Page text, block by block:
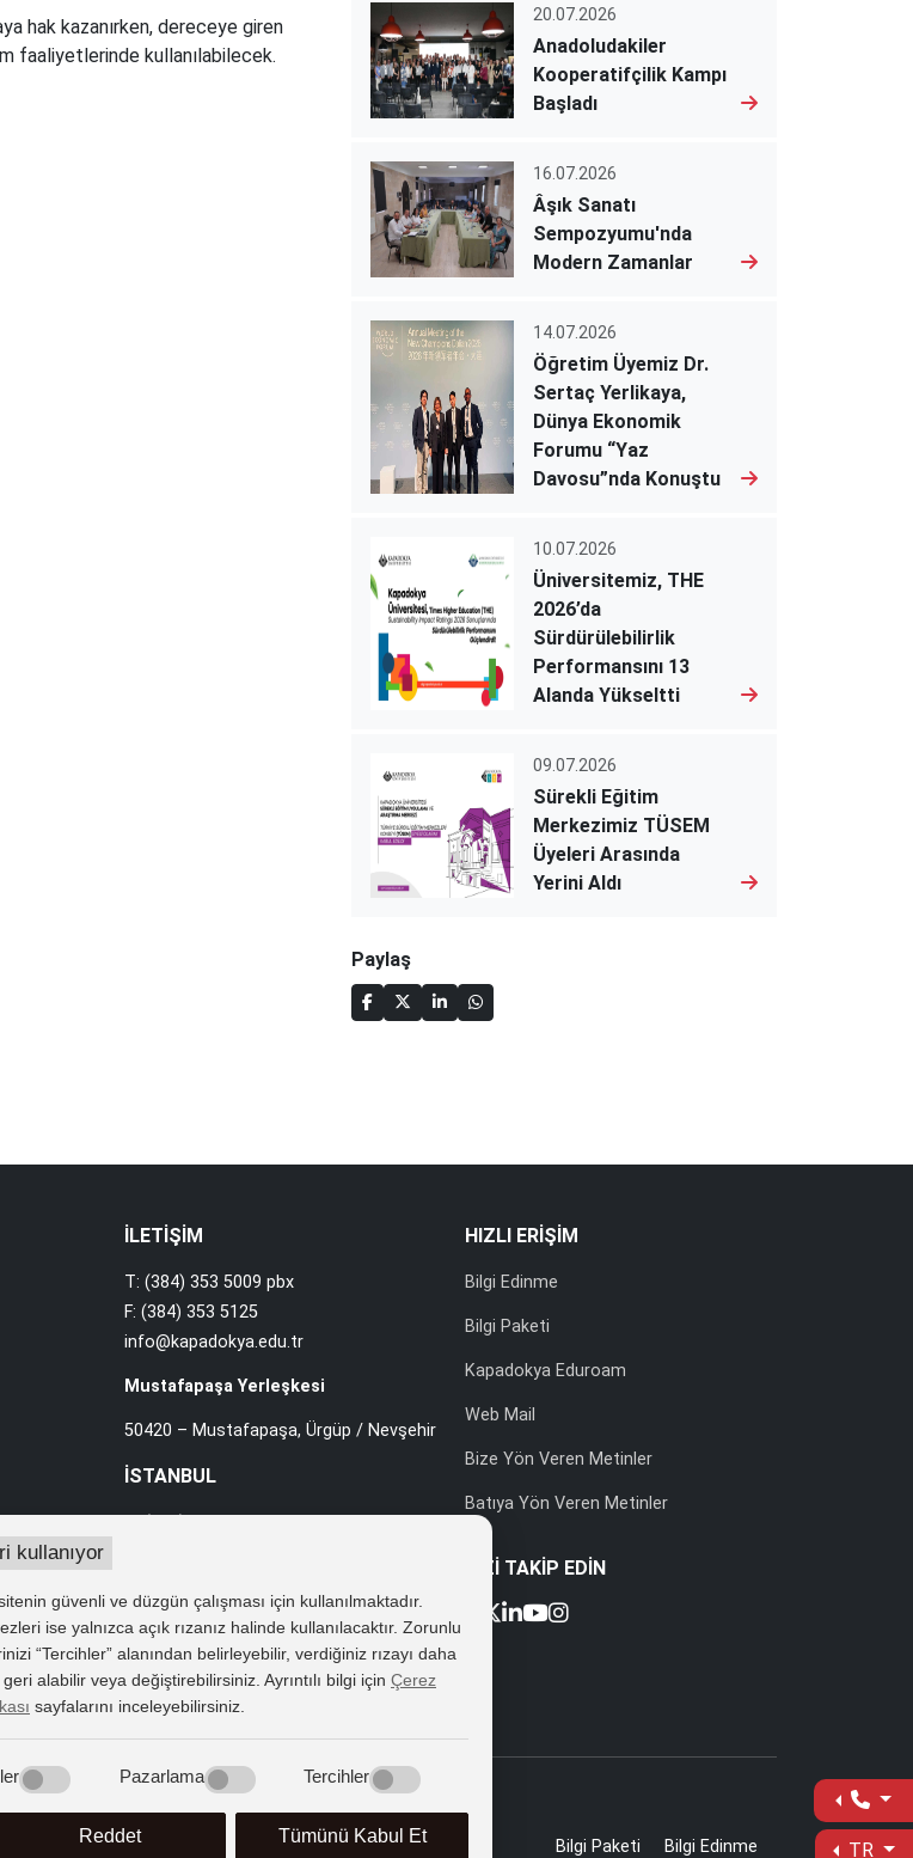
hak kazanırken, dereceye giren
faaliyetlerinde kullanılabilecek.
20.07.2026
Anadoludakiler
Kooperatifçilik Kampı
Başladı
16.07.2026
Âşık Sanatı
Sempozyumu'nda
Modern Zamanlar
14.07.2026
Öğretim Üyemiz Dr.
Sertaç Yerlikaya,
Dünya Ekonomik
Forumu “Yaz
Davosu”nda Konuştu
10.07.2026
Üniversitemiz, THE
2026’da
Sürdürülebilirlik
Performansını 13
Alanda Yükseltti
09.07.2026
Sürekli Eğitim
Merkezimiz TÜSEM
Üyeleri Arasında
Yerini Aldı
Paylaş
TR
İLETİŞİM
T: (384) 353 5009 pbx
F: (384) 353 5125
info@kapadokya.edu.tr
Mustafapaşa Yerleşkesi
50420 – Mustafapaşa, Ürgüp / Nevşehir
İSTANBUL
Sabiha Gökçen Yerleşkesi
Ankara Caddesi Bol Ahenk Sokak No:2
34912 Pendik / İstanbul
HIZLI ERİŞİM
Bilgi Edinme
Bilgi Paketi
Kapadokya Eduroam
Web Mail
Bize Yön Veren Metinler
Batıya Yön Veren Metinler
BİZİ TAKİP EDİN
Bilgi Paketi Bilgi Edinme
kullanıyor
güvenli ve düzgün çalışması için kullanılmaktadır.
ise yalnızca açık rızanız halinde kullanılacaktır. Zorunlu
“Tercihler” alanından belirleyebilir, verdiğiniz rızayı daha
alabilir veya değiştirebilirsiniz. Ayrıntılı bilgi için Çerez
sayfalarını inceleyebilirsiniz.
Pazarlama Tercihler
Reddet Tümünü Kabul Et